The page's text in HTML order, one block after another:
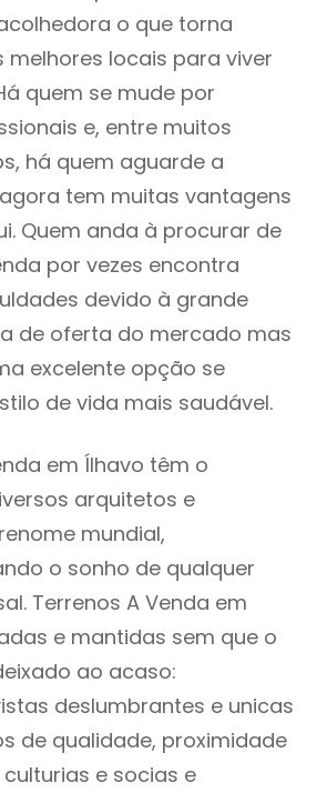
o que torna
melhores locais para viver
quem se mude por
e, entre muitos
há quem aguarde a
tem muitas vantagens
Quem anda à procurar de
por vezes encontra
devido à grande
de oferta do mercado mas
excelente opção se
de vida mais saudável.
em Ílhavo têm o
arquitetos e
mundial,
o sonho de qualquer
Terrenos A Venda em
e mantidas sem que o
ao acaso:
deslumbrantes e unicas
de qualidade, proximidade
e socias e